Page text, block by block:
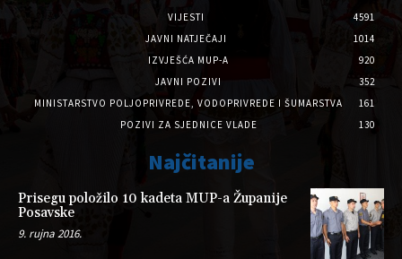
VIJESTI
4591
JAVNI NATJEČAJI
1014
IZVJEŠĆA MUP-A
920
JAVNI POZIVI
352
MINISTARSTVO POLJOPRIVREDE, VODOPRIVREDE I ŠUMARSTVA
161
POZIVI ZA SJEDNICE VLADE
130
Najčitanije
Prisegu položilo 10 kadeta MUP-a Županije
Posavske
9. rujna 2016.